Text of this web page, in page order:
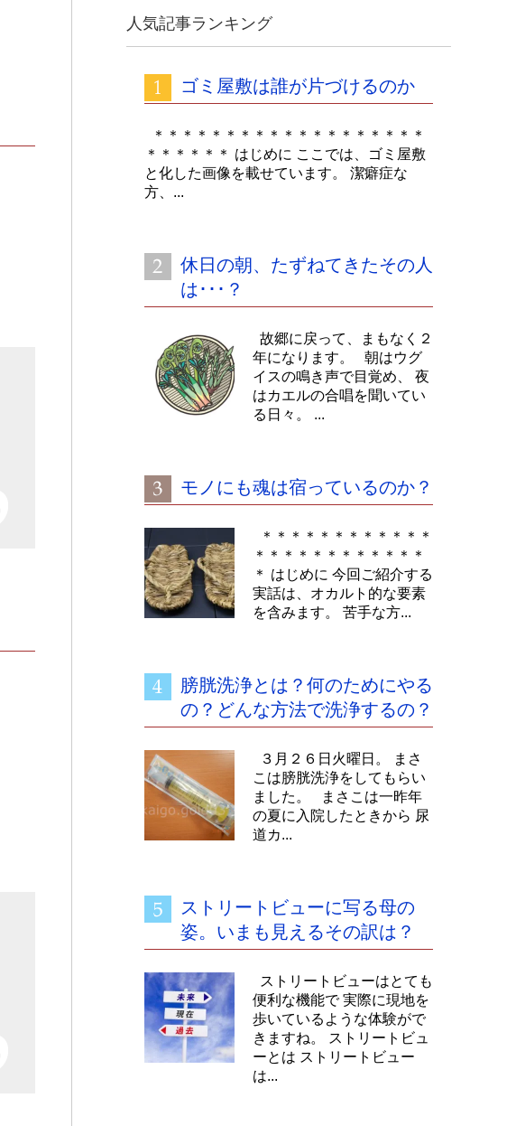
イ
ブ
人気記事ランキング
ゴミ屋敷は誰が片づけるのか
＊＊＊＊＊＊＊＊＊＊＊＊＊＊＊＊＊＊＊
＊＊＊＊＊＊ はじめに ここでは、ゴミ屋敷
と化した画像を載せています。 潔癖症な
方、...
休日の朝、たずねてきたその人
は･･･？
故郷に戻って、まもなく２
年になります。 朝はウグ
イスの鳴き声で目覚め、 夜
はカエルの合唱を聞いてい
る日々。 ...
モノにも魂は宿っているのか？
＊＊＊＊＊＊＊＊＊＊＊＊
＊＊＊＊＊＊＊＊＊＊＊＊
＊ はじめに 今回ご紹介する
実話は、オカルト的な要素
を含みます。 苦手な方...
膀胱洗浄とは？何のためにやる
の？どんな方法で洗浄するの？
３月２６日火曜日。 まさ
こは膀胱洗浄をしてもらい
ました。 まさこは一昨年
の夏に入院したときから 尿
道カ...
ストリートビューに写る母の
姿。いまも見えるその訳は？
ストリートビューはとても
便利な機能で 実際に現地を
歩いているような体験がで
きますね。 ストリートビュ
ーとは ストリートビュー
は...